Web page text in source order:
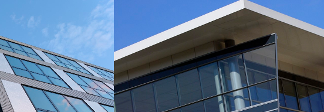
L’Yvoire
Bureaux